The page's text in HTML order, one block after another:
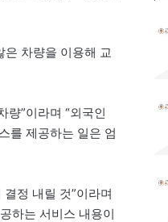
은 차량을 이용해 교
량”이라며 “외국인
를 제공하는 일은 엄
정 내릴 것”이라며
하는 서비스 내용이